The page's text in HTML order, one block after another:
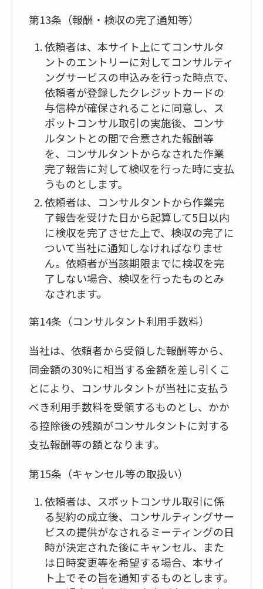
第13条（報酬・検収の完了通知等）
依頼者は、本サイト上にてコンサルタ
ントのエントリーに対してコンサルティ
ングサービスの申込みを行った時点で、
依頼者が登録したクレジットカードの
与信枠が確保されることに同意し、ス
ポットコンサル取引の実施後、コンサ
ルタントとの間で合意された報酬等
を、コンサルタントからなされた作業
完了報告に対して検収を行った時に支払
うものとします。
依頼者は、コンサルタントから作業完
了報告を受けた日から起算して5日以内
に検収を完了させた上で、検収の完了に
ついて当社に通知しなければなりませ
ん。依頼者が当該期限までに検収を完
了しない場合、検収を行ったものとみ
なされます。
第14条（コンサルタント利用手数料）
当社は、依頼者から受領した報酬等から、
同金額の30%に相当する金額を差し引くこ
とにより、コンサルタントが当社に支払う
べき利用手数料を受領するものとし、かか
る控除後の残額がコンサルタントに対する
支払報酬等の額となります。
第15条（キャンセル等の取扱い）
依頼者は、スポットコンサル取引に係
る契約の成立後、コンサルティングサー
ビスの提供がなされるミーティングの日
時が決定された後にキャンセル、また
は日時変更等を希望する場合、本サイ
ト上でその旨を通知するものとします。